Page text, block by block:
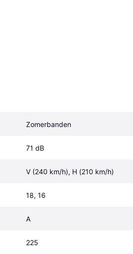
Zomerbanden
71 dB
V (240 km/h), H (210 km/h)
18, 16
A
225